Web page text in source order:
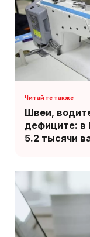
Швеи,
дефиците: в
5.2 тысячи